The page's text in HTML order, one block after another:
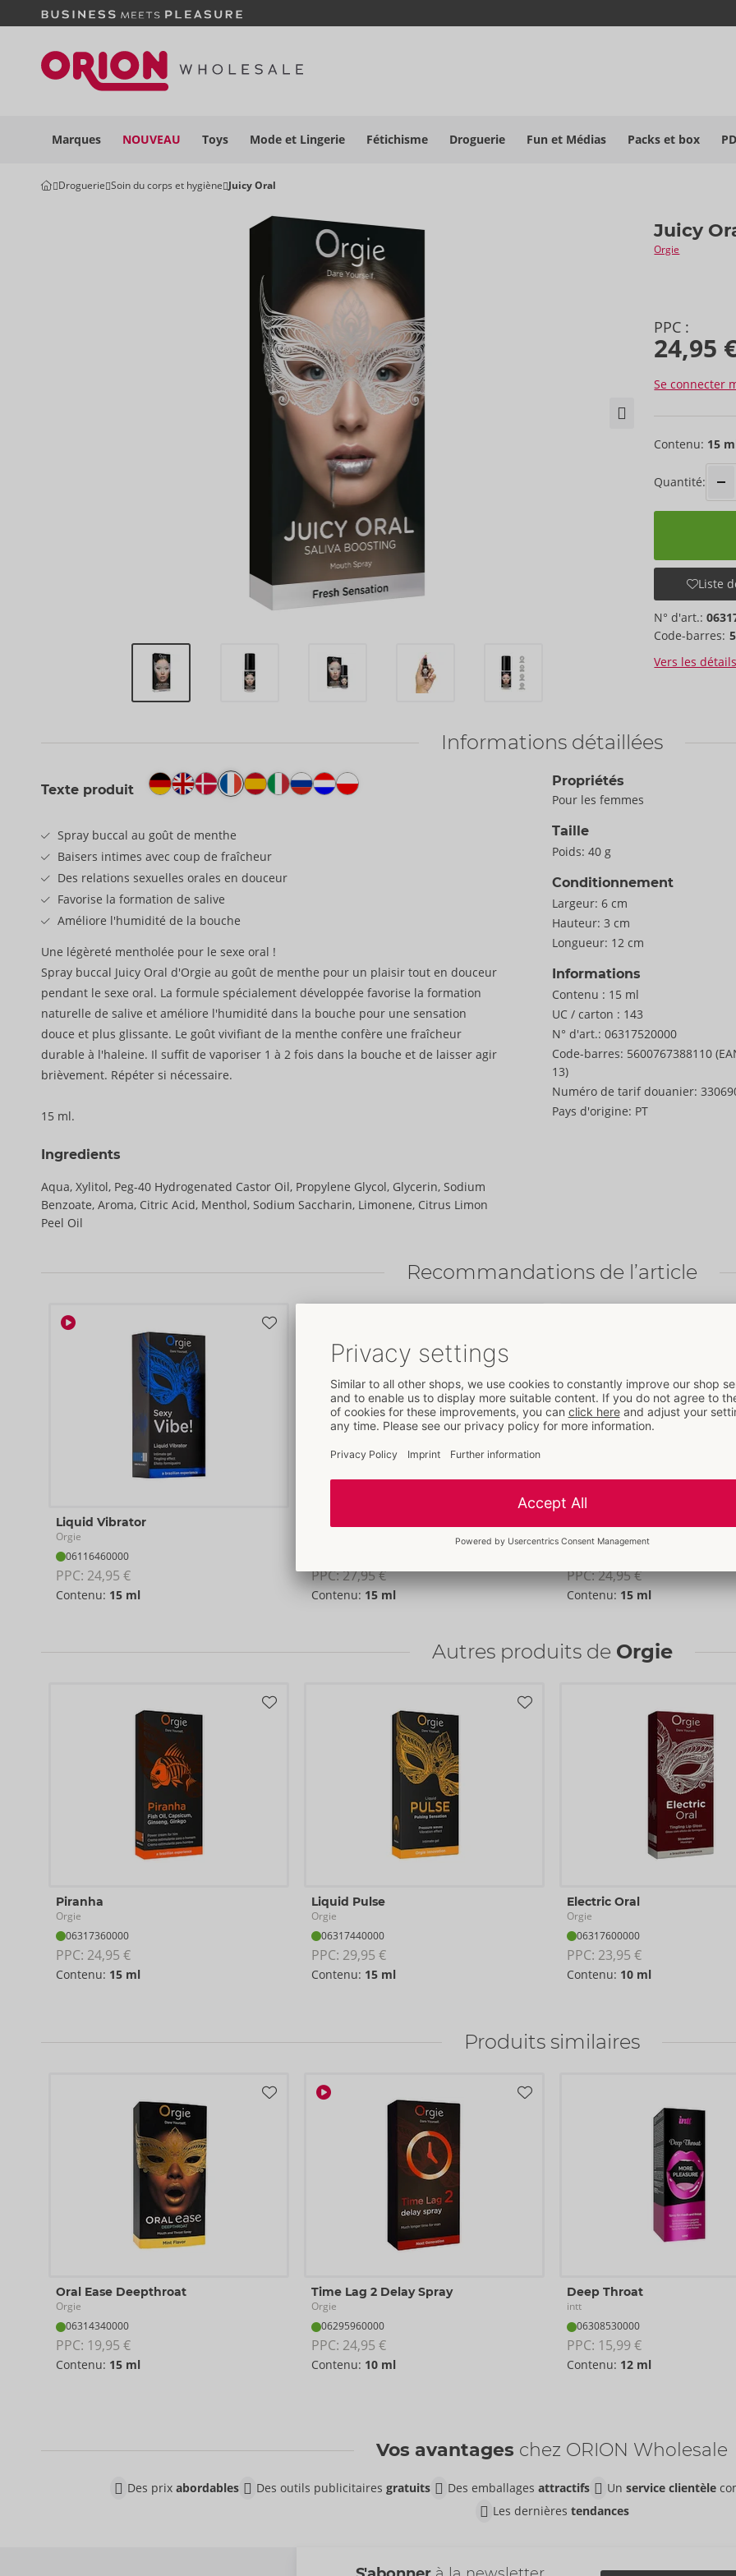
Marques NOUVEAU Toys Mode et Lingerie Fétichisme Droguerie Fun et Médias Packs et box
Droguerie Soin du corps et hygiène Juicy Oral
Juicy
Orgie
PPC :
24,95
Se connecter
Contenu: 15
Quantité:
Liste
N° d'art.:
Code-barres:
Vers les
Informations détaillées
Texte produit
Spray buccal au goût de menthe
Baisers intimes avec coup de fraîcheur
Des relations sexuelles orales en douceur
Favorise la formation de salive
Améliore l'humidité de la bouche
Une légèreté mentholée pour le sexe oral !
Spray buccal Juicy Oral d'Orgie au goût de menthe pour un plaisir tout en douceur
pendant le sexe oral. La formule spécialement développée favorise la formation
naturelle de salive et améliore l'humidité dans la bouche pour une sensation
douce et plus glissante. Le goût vivifiant de la menthe confère une fraîcheur
durable à l'haleine. Il suffit de vaporiser 1 à 2 fois dans la bouche et de laisser agir
brièvement. Répéter si nécessaire.
15 ml.
Ingredients
Aqua, Xylitol, Peg-40 Hydrogenated Castor Oil, Propylene Glycol, Glycerin, Sodium
Benzoate, Aroma, Citric Acid, Menthol, Sodium Saccharin, Limonene, Citrus Limon
Peel Oil
Propriétés
Pour les femmes
Taille
Poids: 40 g
Conditionnement
Largeur: 6 cm
Hauteur: 3 cm
Longueur: 12 cm
Informations
Contenu : 15 ml
UC / carton : 143
N° d'art.: 06317520000
Code-barres: 5600767388110
13)
Numéro de tarif douanier:
Pays d'origine: PT
Recommandations de l’article
Liquid Vibrator
Orgie
06116460000
PPC: 24,95 €
Contenu: 15 ml
PPC: 27,95 €
Contenu: 15 ml
Orgie
PPC: 24,95 €
Contenu: 15 ml
Autres produits de Orgie
Piranha
Orgie
06317360000
PPC: 24,95 €
Contenu: 15 ml
Liquid Pulse
Orgie
06317440000
PPC: 29,95 €
Contenu: 15 ml
Electric Oral
Orgie
06317600000
PPC: 23,95 €
Contenu: 10 ml
Produits similaires
Oral Ease Deepthroat
Orgie
06314340000
PPC: 19,95 €
Contenu: 15 ml
Time Lag 2 Delay Spray
Orgie
06295960000
PPC: 24,95 €
Contenu: 10 ml
Deep Throat
intt
06308530000
PPC: 15,99 €
Contenu: 12 ml
Vos avantages chez ORION Wholesale
Des prix abordables Des outils publicitaires gratuits Des emballages attractifs Un service clientèle
Les dernières tendances